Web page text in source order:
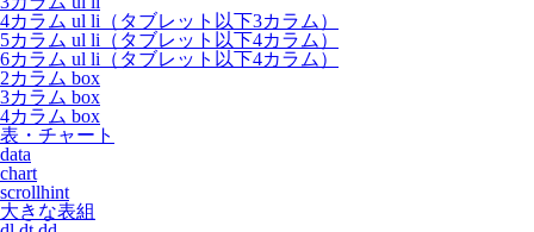
4カラム ul li（タブレット以下3カラム）
5カラム ul li（タブレット以下4カラム）
6カラム ul li（タブレット以下4カラム）
2カラム box
3カラム box
4カラム box
表・チャート
data
chart
scrollhint
大きな表組